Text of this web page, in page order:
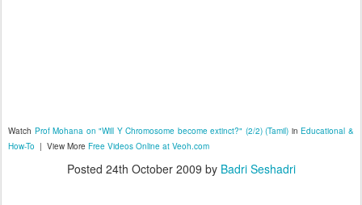
Watch Prof Mohana on "Will Y Chromosome become extinct?" (2/2) (Tamil) inEducational &
How-To | View More Free Videos Online at Veoh.com
Posted 24th October 2009 by Badri Seshadri